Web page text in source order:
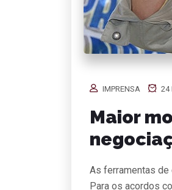
IMPRENSA 24
Maior
As ferramentas de
Para os acordos